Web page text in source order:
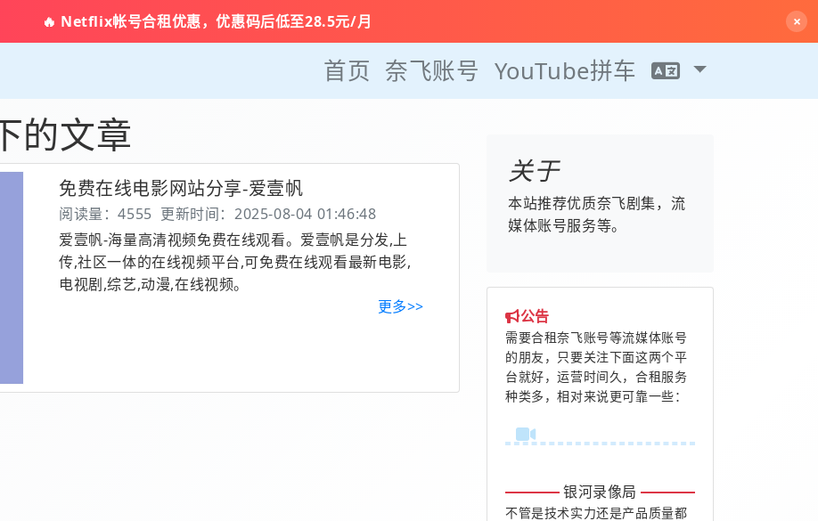
🔥 Netflix帐号合租优惠，优惠码后低至28.5元/月 ×
首页 奈飞账号 YouTube拼车
的文章
免费在线电影网站分享-爱壹帆
阅读量：4555 更新时间：2025-08-04 01:46:48
爱壹帆-海量高清视频免费在线观看。爱壹帆是分发,上
传,社区一体的在线视频平台,可免费在线观看最新电影,
电视剧,综艺,动漫,在线视频。
更多>>
关于
本站推荐优质奈飞剧集，流
媒体账号服务等。
公告
需要合租奈飞账号等流媒体账号
的朋友，只要关注下面这两个平
台就好，运营时间久，合租服务
种类多，相对来说更可靠一些：
银河录像局
不管是技术实力还是产品质量都